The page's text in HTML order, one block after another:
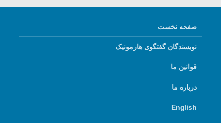
صفحه نخست
نویسندگان گفتگوی هارمونیک
قوانین ما
درباره ما
English
میکلوش روژا موریس ژار